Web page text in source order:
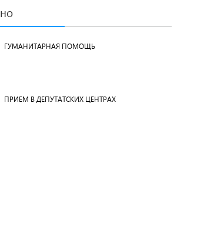
ГУМАНИТАРНАЯ ПОМОЩЬ
ПРИЕМ В ДЕПУТАТСКИХ ЦЕНТРАХ